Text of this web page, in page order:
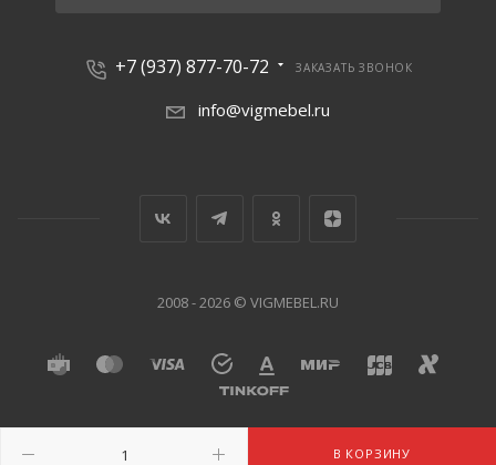
В КОРЗИНУ
+7 (937) 877-70-72 ЗАКАЗАТЬ ЗВОНОК
info@vigmebel.ru
2008 - 2026 © VIGMEBEL.RU